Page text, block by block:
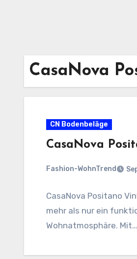
CasaNova
CN Bodenbeläge
CasaNova
Fashion-WohnTrend
CasaNova Positano
mehr als nur ein
Wohnatmosphäre. Mit…